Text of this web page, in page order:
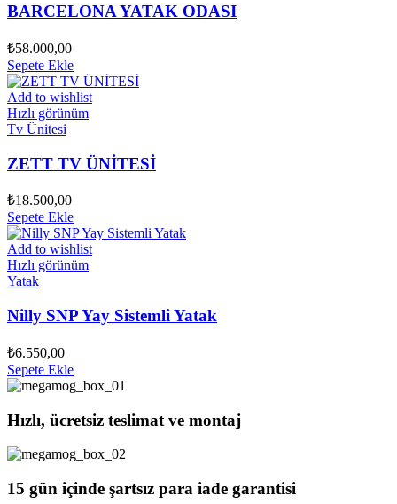
BARCELONA YATAK ODASI
₺58.000,00
Sepete Ekle
Add to wishlist
Hızlı görünüm
Tv Ünitesi
ZETT TV ÜNİTESİ
₺18.500,00
Sepete Ekle
Add to wishlist
Hızlı görünüm
Yatak
Nilly SNP Yay Sistemli Yatak
₺6.550,00
Sepete Ekle
Hızlı, ücretsiz teslimat ve montaj
15 gün içinde şartsız para iade garantisi